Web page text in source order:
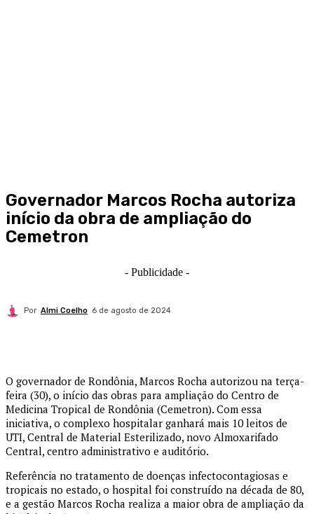
Governador Marcos Rocha autoriza
início da obra de ampliação do
Cemetron
- Publicidade -
Por Almi Coelho 6 de agosto de 2024
O governador de Rondônia, Marcos Rocha autorizou na terça-
feira (30), o início das obras para ampliação do Centro de
Medicina Tropical de Rondônia (Cemetron). Com essa
iniciativa, o complexo hospitalar ganhará mais 10 leitos de
UTI, Central de Material Esterilizado, novo Almoxarifado
Central, centro administrativo e auditório.
Referência no tratamento de doenças infectocontagiosas e
tropicais no estado, o hospital foi construído na década de 80,
e a gestão Marcos Rocha realiza a maior obra de ampliação da